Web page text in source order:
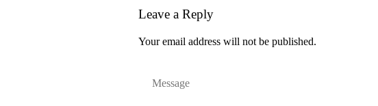
Leave a Reply
Your email address will not be published.